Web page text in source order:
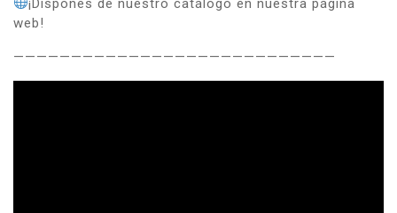
¡Dispones de nuestro catálogo en nuestra página
web!
————————————————————————————